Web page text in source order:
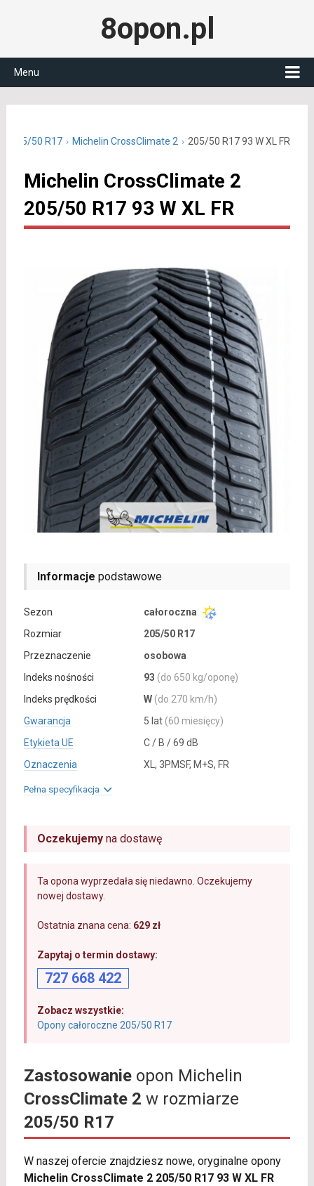
8opon.pl
Menu
205/50 R17 Michelin CrossClimate 2 205/50 R17 93 W XL FR
Michelin CrossClimate 2
205/50 R17 93 W XL FR
Informacje podstawowe
Sezon
całoroczna
Rozmiar
205/50 R17
Przeznaczenie
osobowa
Indeks nośności
93 (do 650 kg/oponę)
Indeks prędkości
W (do 270 km/h)
Gwarancja
5 lat (60 miesięcy)
Etykieta UE
C / B / 69 dB
Oznaczenia
XL, 3PMSF, M+S, FR
Pełna specyfikacja
Oczekujemyna dostawę
Ta opona wyprzedała się niedawno. Oczekujemy
nowej dostawy.
Ostatnia znana cena: 629 zł
Zapytaj o termin dostawy:
727 668 422
Zobacz wszystkie:
Opony całoroczne 205/50 R17
Zastosowanieopon Michelin
CrossClimate 2 w rozmiarze
205/50 R17
W naszej ofercie znajdziesz nowe, oryginalne opony
Michelin CrossClimate 2 205/50 R17 93 W XL FR